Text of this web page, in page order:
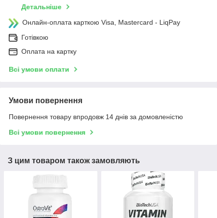
Детальніше
Онлайн-оплата карткою Visa, Mastercard - LiqPay
Готівкою
Оплата на картку
Всі умови оплати
Умови повернення
Повернення товару впродовж 14 днів за домовленістю
Всі умови повернення
З цим товаром також замовляють